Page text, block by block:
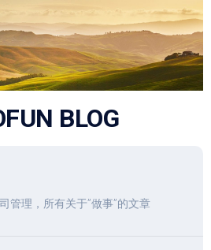
BLOG
管理，所有关于”做事”的文章